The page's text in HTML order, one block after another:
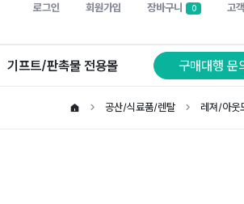
로그인 회원가입 장바구니 0 고
기프트/판촉물 전용몰 구매대행 문
공산/식료품/렌탈 레져/아웃